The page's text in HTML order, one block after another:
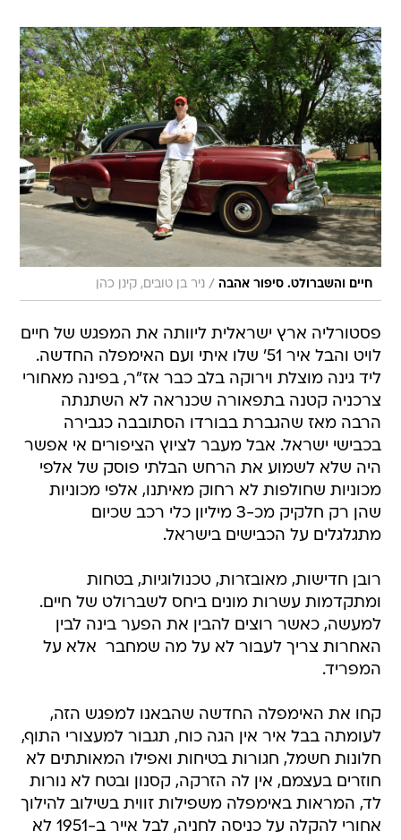
חיים והשברולט. סיפור אהבה / ניר בן טובים, קינן כהן
פסטורליה ארץ ישראלית ליוותה את המפגש של חיים
לויט והבל איר 51' שלו איתי ועם האימפלה החדשה.
ליד גינה מוצלת וירוקה בלב כבר אז"ר, בפינה מאחורי
צרכניה קטנה בתפאורה שכנראה לא השתנתה
הרבה מאז שהגברת בבורדו הסתובבה כגבירה
בכבישי ישראל. אבל מעבר לציוץ הציפורים אי אפשר
היה שלא לשמוע את הרחש הבלתי פוסק של אלפי
מכוניות שחולפות לא רחוק מאיתנו, אלפי מכוניות
שהן רק חלקיק מכ-3 מיליון כלי רכב שכיום
מתגלגלים על הכבישים בישראל.
רובן חדישות, מאובזרות, טכנולוגיות, בטחות
ומתקדמות עשרות מונים ביחס לשברולט של חיים.
למעשה, כאשר רוצים להבין את הפער בינה לבין
האחרות צריך לעבור לא על מה שמחבר  אלא על
המפריד.
קחו את האימפלה החדשה שהבאנו למפגש הזה,
לעומתה בבל איר אין הגה כוח, תגבור למעצורי התוף,
חלונות חשמל, חגורות בטיחות ואפילו המאותתים לא
חוזרים בעצמם, אין לה הזרקה, קסנון ובטח לא נורות
לד, המראות באימפלה משפילות זווית בשילוב להילוך
אחורי להקלה על כניסה לחניה, לבל אייר ב-1951 לא